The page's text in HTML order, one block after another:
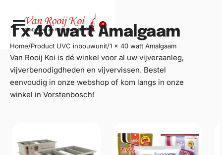
0
1 x 40 watt Amalgaam
Home/Product UVC inbouwunit/1 x 40 watt Amalgaam
Van Rooij Koi is dé winkel voor al uw vijveraanleg,
vijverbenodigdheden en vijvervissen. Bestel
eenvoudig in onze webshop of kom langs in onze
winkel in Vorstenbosch!